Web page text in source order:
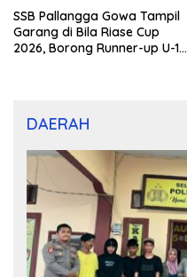
SSB Pallangga Gowa Tampil
Garang di Bila Riase Cup
2026, Borong Runner-up U-10
DAERAH